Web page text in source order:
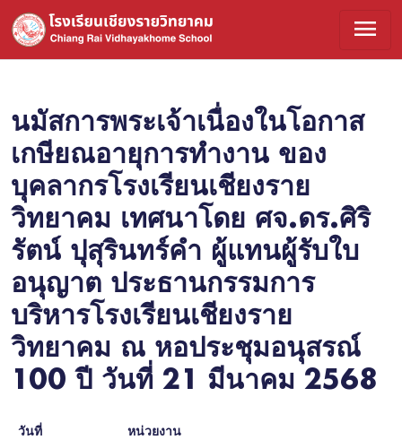
menu
นมัสการพระเจ้าเนื่องในโอกาส
เกษียณอายุการทำงาน ของ
บุคลากรโรงเรียนเชียงราย
วิทยาคม เทศนาโดย ศจ.ดร.ศิริ
รัตน์ ปุสุรินทร์คำ ผู้แทนผู้รับใบ
อนุญาต ประธานกรรมการ
บริหารโรงเรียนเชียงราย
วิทยาคม ณ หอประชุมอนุสรณ์
100 ปี วันที่ 21 มีนาคม 2568
วันที่ หน่วยงาน